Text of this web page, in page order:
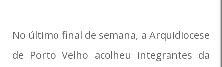
No último final de semana, a Arquidiocese
de Porto Velho acolheu integrantes da